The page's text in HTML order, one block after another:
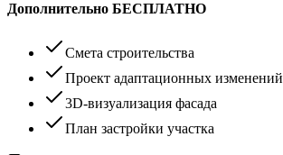
Дополнительно БЕСПЛАТНО
Смета строительства
Проект адаптационных изменений
3D-визуализация фасада
План застройки участка